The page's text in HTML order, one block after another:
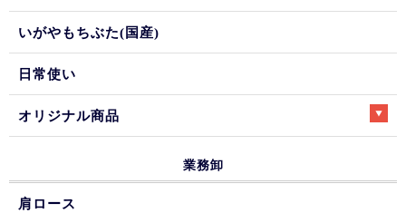
いがやもちぶた(国産)
日常使い
オリジナル商品
業務卸
肩ロース